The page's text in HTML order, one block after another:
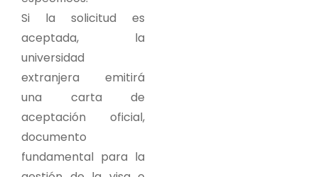
Si la solicitud es
aceptada, la
universidad
extranjera emitirá
una carta de
aceptación oficial,
documento
fundamental para la